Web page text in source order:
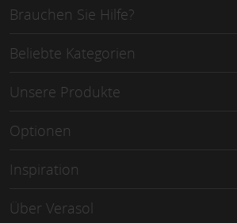
Brauchen Sie Hilfe?
Beliebte Kategorien
Unsere Produkte
Optionen
Inspiration
Über Verasol